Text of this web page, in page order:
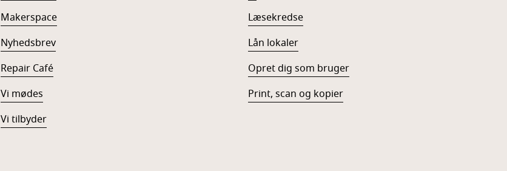
Makerspace
Nyhedsbrev
Repair Café
Vi mødes
Vi tilbyder
Læsekredse
Lån lokaler
Opret dig som bruger
Print, scan og kopier